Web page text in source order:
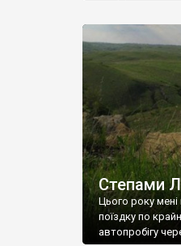
деле там есть
Крымом,
Красивые
памятники
Ниже вкратце
окрестностях г.
1)Река
2)Алексеево-
4)Меловые
Степами
Цього року
поїздку по
автопробігу